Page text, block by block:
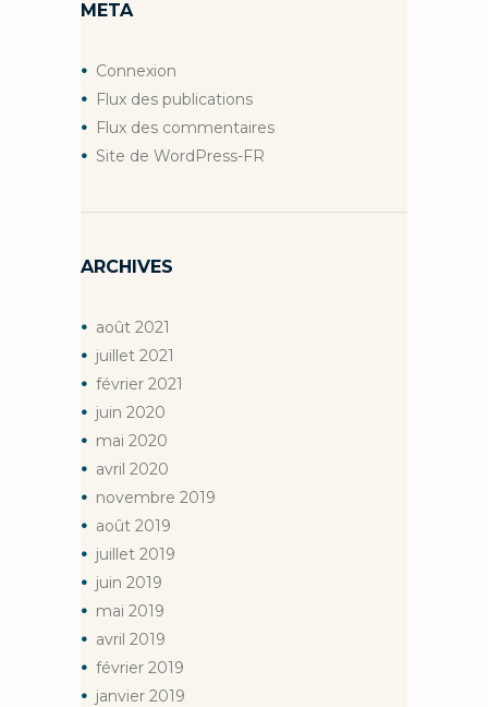
META
Connexion
Flux des publications
Flux des commentaires
Site de WordPress-FR
ARCHIVES
août 2021
juillet 2021
février 2021
juin 2020
mai 2020
avril 2020
novembre 2019
août 2019
juillet 2019
juin 2019
mai 2019
avril 2019
février 2019
janvier 2019